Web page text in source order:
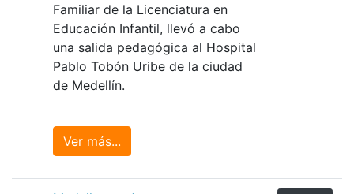
Familiar de la Licenciatura en
Educación Infantil, llevó a cabo
una salida pedagógica al Hospital
Pablo Tobón Uribe de la ciudad
de Medellín.
Ver más...